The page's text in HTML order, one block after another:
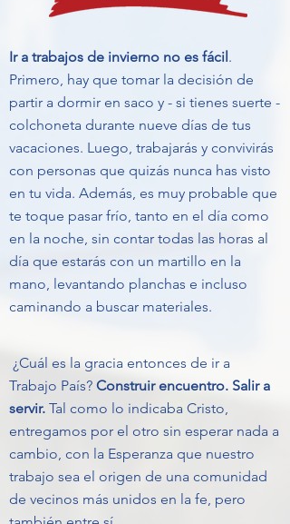
Ir a trabajos de invierno no es fácil.
Primero, hay que tomar la decisión de
partir a dormir en saco y - si tienes suerte -
colchoneta durante nueve días de tus
vacaciones. Luego, trabajarás y convivirás
con personas que quizás nunca has visto
en tu vida. Además, es muy probable que
te toque pasar frío, tanto en el día como
en la noche, sin contar todas las horas al
día que estarás con un martillo en la
mano, levantando planchas e incluso
caminando a buscar materiales.
¿Cuál es la gracia entonces de ir a
Trabajo País? Construir encuentro. Salir a
servir. Tal como lo indicaba Cristo,
entregamos por el otro sin esperar nada a
cambio, con la Esperanza que nuestro
trabajo sea el origen de una comunidad
de vecinos más unidos en la fe, pero